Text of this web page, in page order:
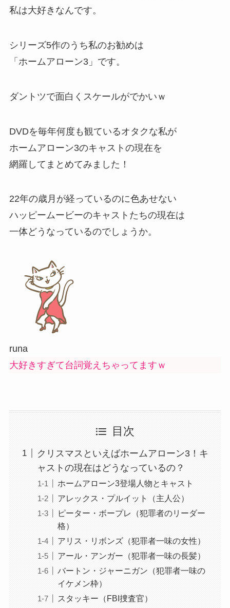
私は大好きなんです。
シリーズ5作のうち私のお勧めは
「ホームアローン3」 です。
ダントツで面白くスケールがでかいｗ
DVDを毎年何度も観ているオタクな私が
ホームアローン3のキャストの現在を
網羅してまとめてみました！
22年の歳月が経っているのに色あせない
ハッピームービーのキャストたちの現在は
一体どうなっているのでしょうか。
runa
大好きすぎて台詞覚えちゃってますｗ
目次
クリスマスといえばホームアローン3！キ
ャストの現在はどうなっているの？
ホームアローン3登場人物とキャスト
アレックス・プルイット（主人公）
ピーター・ボープレ（犯罪者のリーダー
格）
アリス・リボンズ（犯罪者一味の女性）
アール・アンガー（犯罪者一味の長髪）
バートン・ジャーニガン（犯罪者一味の
イケメン枠）
スタッキー（FBI捜査官）